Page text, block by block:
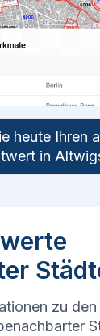
heute Ihren
in
zu den